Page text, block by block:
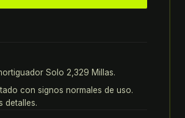
Solo 2,329 Millas.
con signos normales de uso.
detalles.